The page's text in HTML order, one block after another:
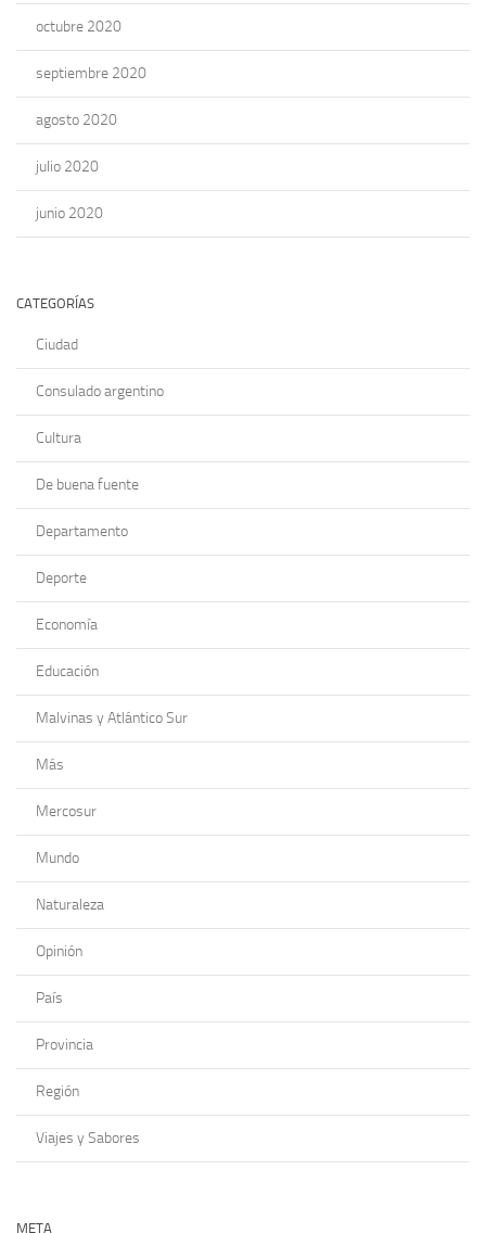
octubre 2020
septiembre 2020
agosto 2020
julio 2020
junio 2020
CATEGORÍAS
Ciudad
Consulado argentino
Cultura
De buena fuente
Departamento
Deporte
Economía
Educación
Malvinas y Atlántico Sur
Más
Mercosur
Mundo
Naturaleza
Opinión
País
Provincia
Región
Viajes y Sabores
META